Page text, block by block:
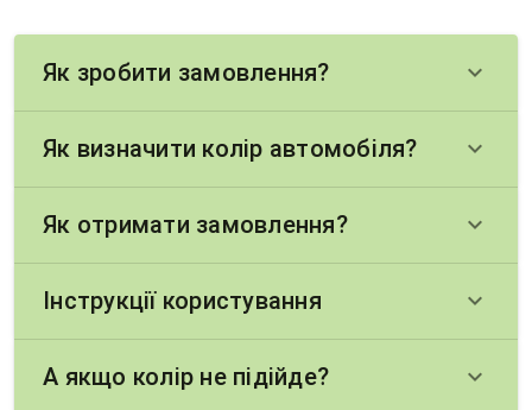
Як зробити замовлення? keyboard_arrow_down
Як визначити колір автомобіля? keyboard_arrow_down
Як отримати замовлення? keyboard_arrow_down
Інструкції користування keyboard_arrow_down
А якщо колір не підійде? keyboard_arrow_down